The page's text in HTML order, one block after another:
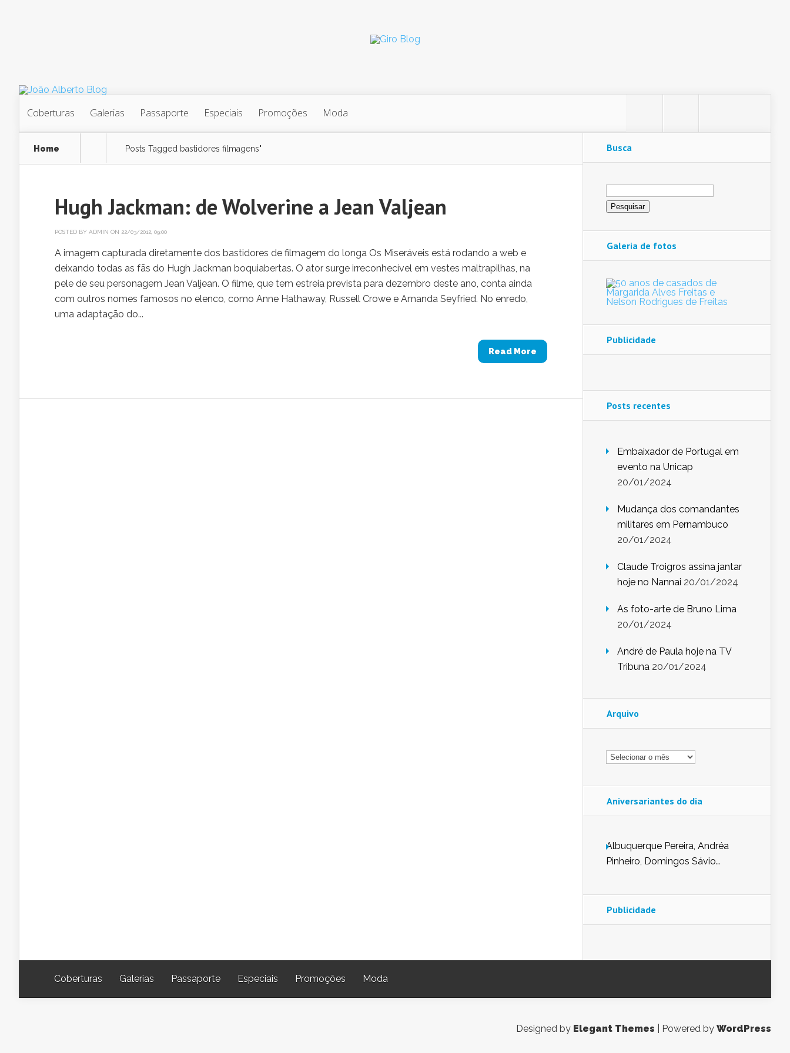
Coberturas Galerias Passaporte Especiais Promoções Moda
Home Posts Tagged bastidores filmagens"
Hugh Jackman: de Wolverine a Jean Valjean
POSTED BY ADMIN ON 22/03/2012, 09:00
A imagem capturada diretamente dos bastidores de filmagem do longa Os Miseráveis está rodando a web e
deixando todas as fãs do Hugh Jackman boquiabertas. O ator surge irreconhecível em vestes maltrapilhas, na
pele de seu personagem Jean Valjean. O filme, que tem estreia prevista para dezembro deste ano, conta ainda
com outros nomes famosos no elenco, como Anne Hathaway, Russell Crowe e Amanda Seyfried. No enredo,
uma adaptação do...
Read More
Busca
Pesquisar
por:
Galeria de fotos
Publicidade
Posts recentes
Embaixador de Portugal em
evento na Unicap
20/01/2024
Mudança dos comandantes
militares em Pernambuco
20/01/2024
Claude Troigros assina jantar
hoje no Nannai 20/01/2024
As foto-arte de Bruno Lima
20/01/2024
André de Paula hoje na TV
Tribuna 20/01/2024
Arquivo
Arquivo
Aniversariantes do dia
Albuquerque Pereira, Andréa
Pinheiro, Domingos Sávio
Nunes de Sena, Fátima Peixoto,
Glória Pereira, Kátia Mesel,
Publicidade
Coberturas Galerias Passaporte Especiais Promoções Moda
Designed by Elegant Themes | Powered by WordPress